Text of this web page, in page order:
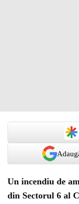
Un incendiu de
din Sectorul 6 al